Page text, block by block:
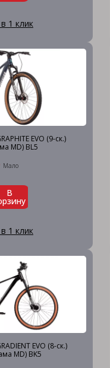
1 клик
EVO (9-ск.)
MD) BL5
Мало
В
1 клик
EVO (8-ск.)
MD) BK5